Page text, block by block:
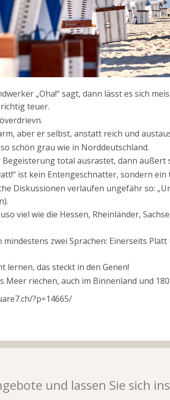
„Oha!“ sagt, dann lässt es sich
teuer.
aber er selbst, anstatt reich und
schön grau wie in Norddeutschland.
total ausrastet, dann äußert
ist kein Entengeschnatter, sondern
Diskussionen verlaufen ungefähr so:
viel wie die Hessen, Rheinländer,
zwei Sprachen: Einerseits
lernen, das steckt in den Genen!
Meer riechen, auch im Binnenland und
?p=14665/
und lassen Sie sich